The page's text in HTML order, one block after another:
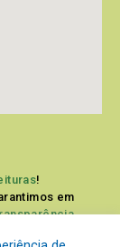
!
em